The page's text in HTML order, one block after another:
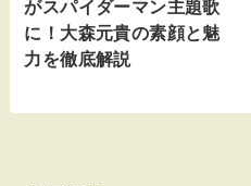
がスパイダーマン主題歌
に！大森元貴の素顔と魅
力を徹底解説